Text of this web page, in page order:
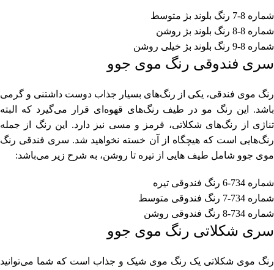
شماره 8-7 رنگ بلوند بژ متوسط
شماره 8-8 رنگ بلوند بژ روشن
شماره 8-9 رنگ بلوند بژ خیلی روشن
سری فندوقی رنگ موی جوو
رنگ موی فندقی، یکی از رنگ‌های بسیار جذاب دوست داشتنی و گرمی
باشد. این رنگ مو در طیف رنگ‌های قهوه‌ای قرار می‌گیرد که البته
تناژی از رنگ‌های شکلاتی، قرمز و مسی نیز دارد. این رنگ از جمله
رنگ‌هایی است که هیچگاه از آن خسته نخواهید شد. سری فندقی رنگ
موی جوو شامل طیف هایی از تیره تا روشن، به شرح زیر می‌باشد:
شماره 734-6 رنگ فندوقی تیره
شماره 734-7 رنگ فندوقی متوسط
شماره 734-8 رنگ فندوقی روشن
سری شکلاتی رنگ موی جوو
رنگ موی شکلاتی یک رنگ موی شیک و جذاب است که شما می‌توانید